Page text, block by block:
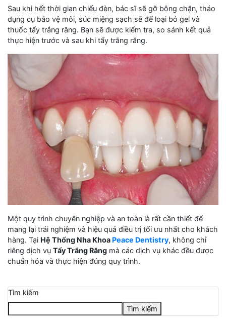
Sau khi hết thời gian chiếu đèn, bác sĩ sẽ gỡ bông chặn, tháo
dụng cụ bảo vệ môi, súc miệng sạch sẽ để loại bỏ gel và
thuốc tẩy trắng răng. Bạn sẽ được kiểm tra, so sánh kết quả
thực hiện trước và sau khi tẩy trắng răng.
Một quy trình chuyên nghiệp và an toàn là rất cần thiết để
mang lại trải nghiệm và hiệu quả điều trị tối ưu nhất cho khách
hàng. Tại Hệ Thống Nha Khoa Peace Dentistry, không chỉ
riêng dịch vụ Tẩy Trắng Răng mà các dịch vụ khác đều được
chuẩn hóa và thực hiện đúng quy trình.
Tìm kiếm
Tìm kiếm